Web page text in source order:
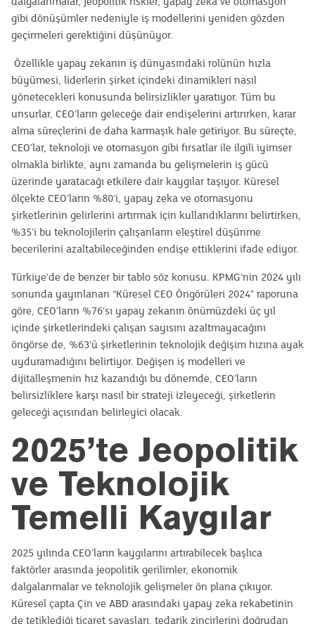
gibi dönüşümler nedeniyle iş modellerini yeniden gözden
geçirmeleri gerektiğini düşünüyor.
Özellikle yapay zekanın iş dünyasındaki rolünün hızla
büyümesi, liderlerin şirket içindeki dinamikleri nasıl
yönetecekleri konusunda belirsizlikler yaratıyor. Tüm bu
unsurlar, CEO’ların geleceğe dair endişelerini artırırken, karar
alma süreçlerini de daha karmaşık hale getiriyor. Bu süreçte,
CEO’lar, teknoloji ve otomasyon gibi fırsatlar ile ilgili iyimser
olmakla birlikte, aynı zamanda bu gelişmelerin iş gücü
üzerinde yaratacağı etkilere dair kaygılar taşıyor. Küresel
ölçekte CEO’ların %80’i, yapay zeka ve otomasyonu
şirketlerinin gelirlerini artırmak için kullandıklarını belirtirken,
%35’i bu teknolojilerin çalışanların eleştirel düşünme
becerilerini azaltabileceğinden endişe ettiklerini ifade ediyor.
Türkiye’de de benzer bir tablo söz konusu. KPMG’nin 2024 yılı
sonunda yayınlanan “Küresel CEO Öngörüleri 2024” raporuna
göre, CEO’ların %76’sı yapay zekanın önümüzdeki üç yıl
içinde şirketlerindeki çalışan sayısını azaltmayacağını
öngörse de, %63’ü şirketlerinin teknolojik değişim hızına ayak
uyduramadığını belirtiyor. Değişen iş modelleri ve
dijitalleşmenin hız kazandığı bu dönemde, CEO’ların
belirsizliklere karşı nasıl bir strateji izleyeceği, şirketlerin
geleceği açısından belirleyici olacak.
2025’te Jeopolitik
ve Teknolojik
Temelli Kaygılar
2025 yılında CEO’ların kaygılarını artırabilecek başlıca
faktörler arasında jeopolitik gerilimler, ekonomik
dalgalanmalar ve teknolojik gelişmeler ön plana çıkıyor.
Küresel çapta Çin ve ABD arasındaki yapay zeka rekabetinin
de tetiklediği ticaret savaşları, tedarik zincirlerini doğrudan